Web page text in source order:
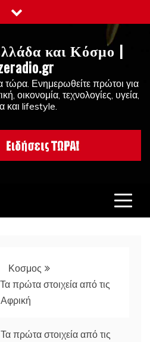
και Κόσμο |
τώρα. Ενημερωθείτε πρώτοι για
οικονομία, τεχνολογίες, υγεία,
και lifestyle.
Κοσμος
πρώτα στοιχεία από τις